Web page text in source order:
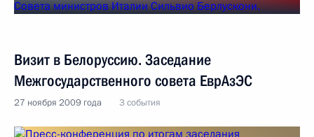
Визит в Белоруссию. Заседание
Межгосударственного совета ЕврАзЭС
27 ноября 2009 года 3 события